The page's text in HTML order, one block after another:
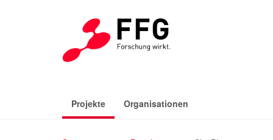
Projekte(aktiv)Organisationen